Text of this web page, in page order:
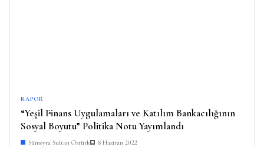
RAPOR
“Yeşil Finans Uygulamaları ve Katılım Bankacılığının
Sosyal Boyutu” Politika Notu Yayımlandı
Sümeyra Sultan Öztürk 8 Haziran 2022